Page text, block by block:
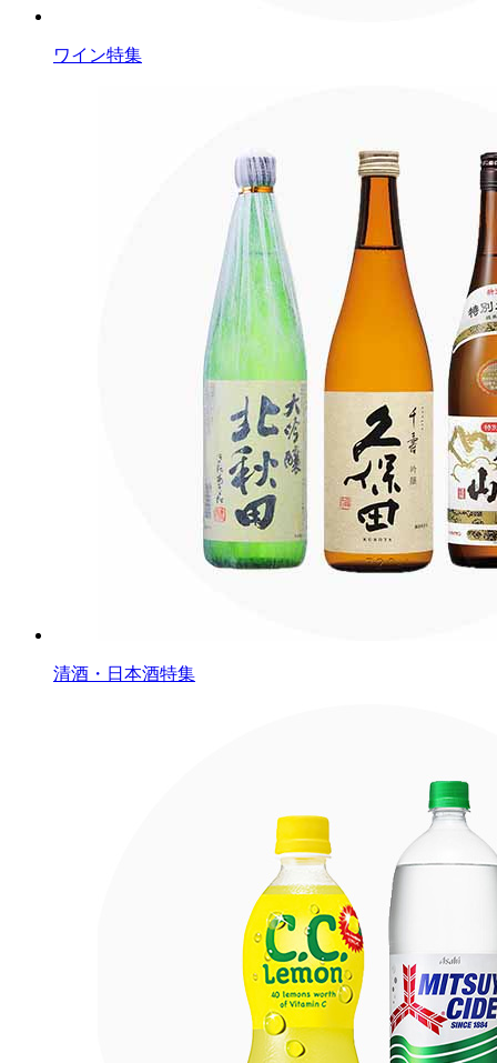
ワイン特集
清酒・日本酒特集